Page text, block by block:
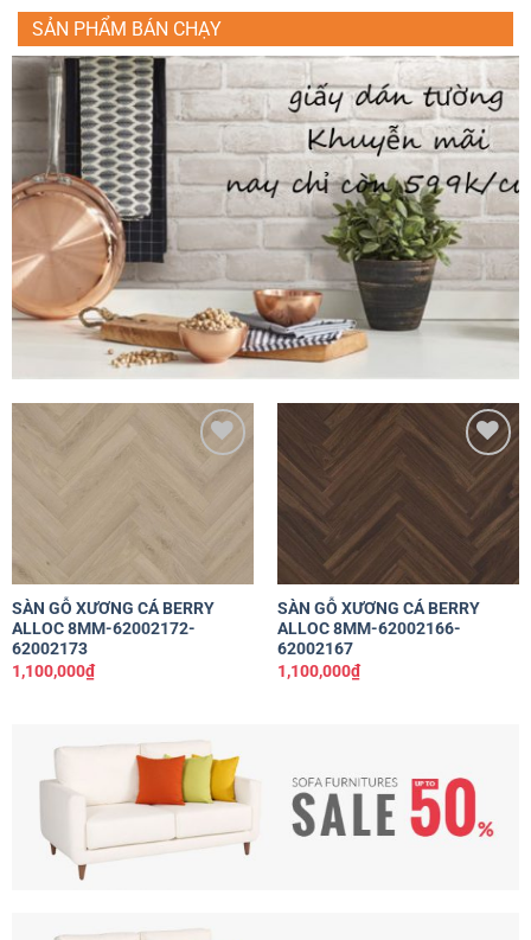
SẢN PHẨM BÁN CHẠY
SÀN GỖ XƯƠNG CÁ BERRY
ALLOC 8MM-62002172-
62002173
1,100,000₫
Yêu
thích
SÀN GỖ XƯƠNG CÁ BERRY
ALLOC 8MM-62002166-
62002167
1,100,000₫